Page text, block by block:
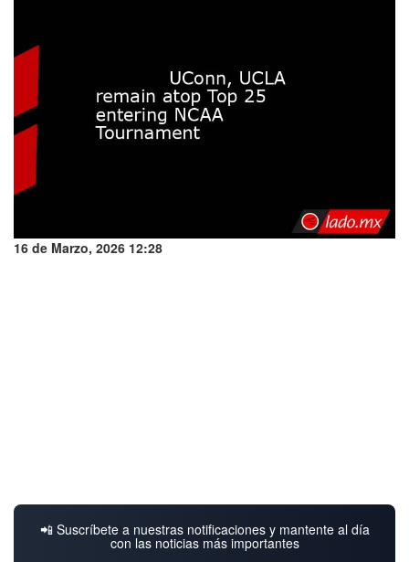
16 de Marzo, 2026 12:28
📲 Suscríbete a nuestras notificaciones y mantente al día
con las noticias más importantes